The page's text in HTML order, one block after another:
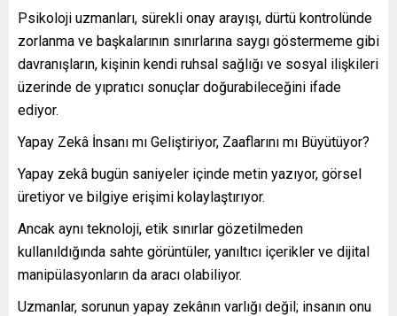
Psikoloji uzmanları, sürekli onay arayışı, dürtü kontrolünde
zorlanma ve başkalarının sınırlarına saygı göstermeme gibi
davranışların, kişinin kendi ruhsal sağlığı ve sosyal ilişkileri
üzerinde de yıpratıcı sonuçlar doğurabileceğini ifade
ediyor.
Yapay Zekâ İnsanı mı Geliştiriyor, Zaaflarını mı Büyütüyor?
Yapay zekâ bugün saniyeler içinde metin yazıyor, görsel
üretiyor ve bilgiye erişimi kolaylaştırıyor.
Ancak aynı teknoloji, etik sınırlar gözetilmeden
kullanıldığında sahte görüntüler, yanıltıcı içerikler ve dijital
manipülasyonların da aracı olabiliyor.
Uzmanlar, sorunun yapay zekânın varlığı değil; insanın onu